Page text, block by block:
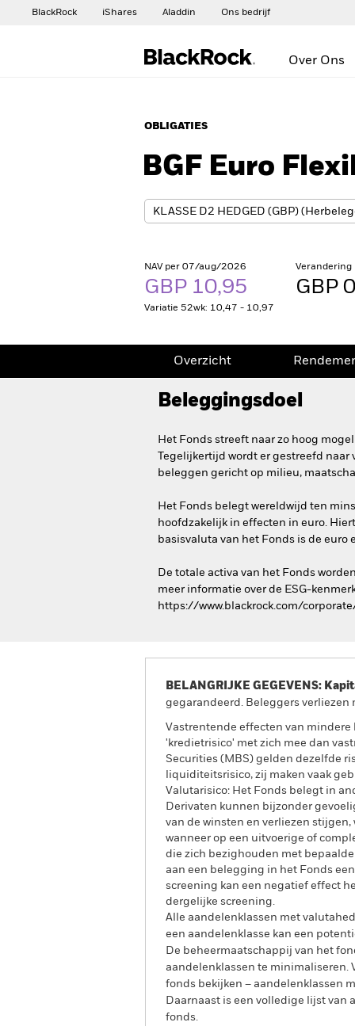
BlackRock iShares Aladdin Ons bedrijf
Over Ons
OBLIGATIES
BGF Euro
NAV per 07/aug/2026
GBP 10,95
Variatie 52wk: 10,47 - 10,97
Verandering
GBP
Overzicht
Beleggingsdoel
Het Fonds streeft naar zo hoog
Tegelijkertijd wordt er gestreefd
beleggen gericht op milieu,
Het Fonds belegt wereldwijd ten
hoofdzakelijk in effecten in euro.
basisvaluta van het Fonds is de
De totale activa van het Fonds
meer informatie over de ESG-
https://www.blackrock.com/
BELANGRIJKE GEGEVENS:
gegarandeerd. Beleggers
Vastrentende effecten van
'kredietrisico' met zich mee dan
Securities (MBS) gelden dezelfde
liquiditeitsrisico, zij maken vaak
Valutarisico: Het Fonds belegt in
Derivaten kunnen bijzonder
van de winsten en verliezen
wanneer op een uitvoerige of
die zich bezighouden met
aan een belegging in het Fonds
screening kan een negatief effect
dergelijke screening.
Alle aandelenklassen met
een aandelenklasse kan een
De beheermaatschappij van het
aandelenklassen te minimaliseren.
fonds bekijken – aandelenklassen
Daarnaast is een volledige lijst
fonds.